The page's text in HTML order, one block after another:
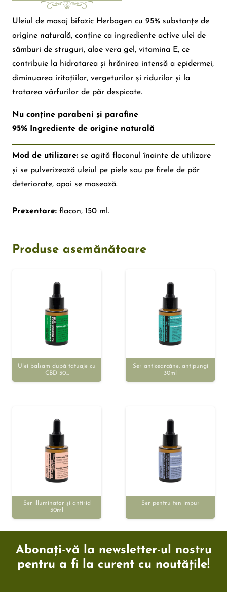
Uleiul de masaj bifazic Herbagen cu 95% substanțe de
origine naturală, conține ca ingrediente active ulei de
sâmburi de struguri, aloe vera gel, vitamina E, ce
contribuie la hidratarea și hrănirea intensă a epidermei,
diminuarea iritațiilor, vergeturilor și ridurilor și la
tratarea vârfurilor de păr despicate.
Nu conține parabeni și parafine
95% Ingrediente de origine naturală
Mod de utilizare: se agită flaconul înainte de utilizare
și se pulverizează uleiul pe piele sau pe firele de păr
deteriorate, apoi se masează.
Prezentare: flacon, 150 ml.
Produse asemănătoare
Ulei balsam după tatuaje cu
CBD 30…
Ser anticearcăne, antipungi
30ml
Ser illuminator și antirid
30ml
Ser pentru ten impur
Abonați-vă la newsletter-ul nostru
pentru a fi la curent cu noutățile!